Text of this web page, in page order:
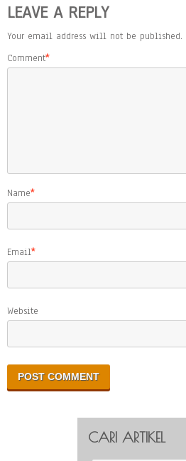
LEAVE A REPLY
Your email address will not be published.
Comment*
Name*
Email*
Website
CARI ARTIKEL